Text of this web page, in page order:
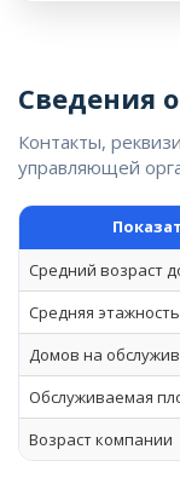
Сведения
Контакты,
управляющей
Средний возраст
Средняя этажность
Домов на
Обслуживаемая
Возраст компании